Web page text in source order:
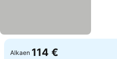
Alkaen 114 €